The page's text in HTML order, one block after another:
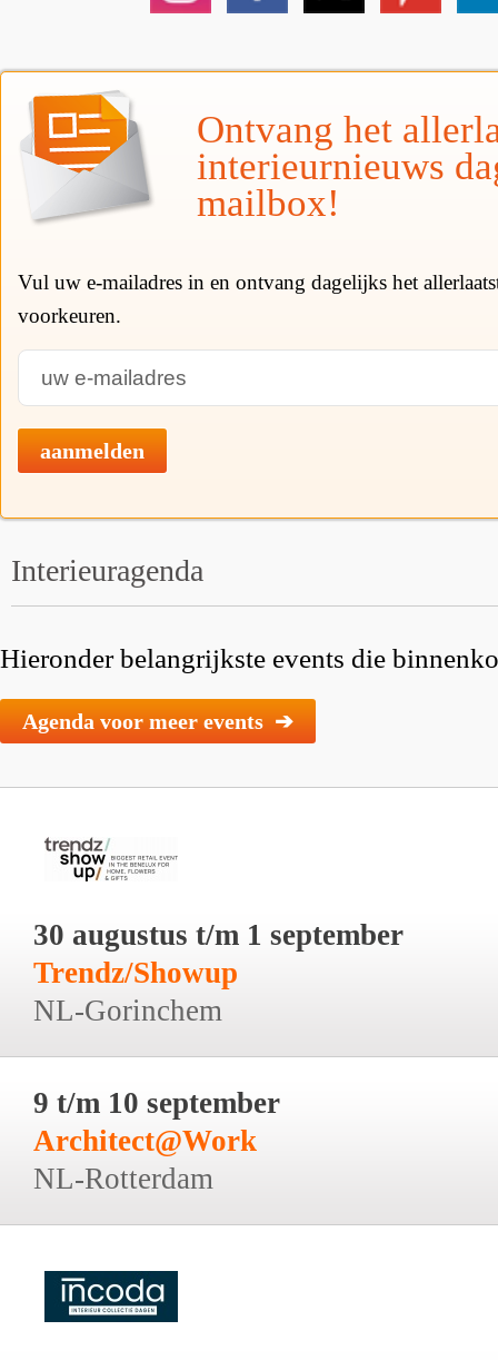
Ontvang het
interieurnieuws
mailbox!
Vul uw e-mailadres in en ontvang dagelijks het
voorkeuren.
aanmelden
Interieuragenda
Hieronder belangrijkste events die
Agenda voor meer events ➔
30 augustus t/m 1 september
Trendz/Showup
NL-Gorinchem
9 t/m 10 september
Architect@Work
NL-Rotterdam